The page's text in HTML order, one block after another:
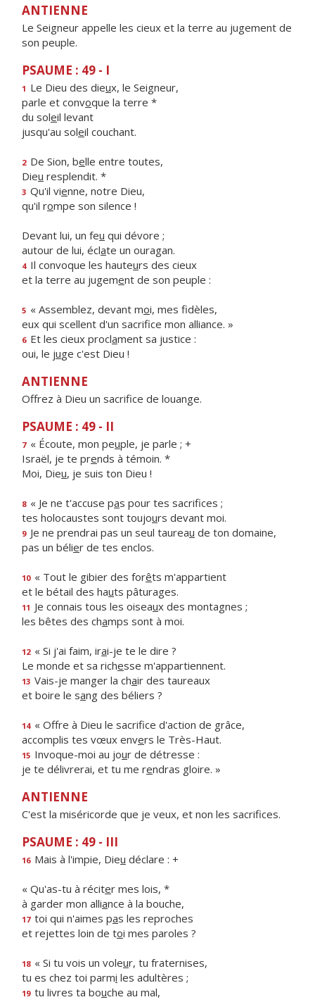
ANTIENNE
Le Seigneur appelle les cieux et la terre au jugement de
son peuple.
PSAUME : 49 - I
1 Le Dieu des dieux, le Seigneur,
parle et convoque la terre *
du soleil levant
jusqu'au soleil couchant.
2 De Sion, belle entre toutes,
Dieu resplendit. *
3 Qu'il vienne, notre Dieu,
qu'il rompe son silence !
Devant lui, un feu qui dévore ;
autour de lui, éclate un ouragan.
4 Il convoque les hauteurs des cieux
et la terre au jugement de son peuple :
5 « Assemblez, devant moi, mes fidèles,
eux qui scellent d'un sacrifce mon alliance. »
6 Et les cieux proclament sa justice :
oui, le juge c'est Dieu !
ANTIENNE
Offrez à Dieu un sacrifice de louange.
PSAUME : 49 - II
7 « Écoute, mon peuple, je parle ; +
Israël, je te prends à témoin. *
Moi, Dieu, je suis ton Dieu !
8 « Je ne t'accuse pas pour tes sacrifices ;
tes holocaustes sont toujours devant moi.
9 Je ne prendrai pas un seul taureau de ton domaine,
pas un bélier de tes enclos.
10 « Tout le gibier des forêts m'appartient
et le bétail des hauts pâturages.
11 Je connais tous les oiseaux des montagnes ;
les bêtes des champs sont à moi.
12 « Si j'ai faim, irai-je te le dire ?
Le monde et sa richesse m'appartiennent.
13 Vais-je manger la chair des taureaux
et boire le sang des béliers ?
14 « Offre à Dieu le sacrifce d'action de grâce,
accomplis tes vœux envers le Très-Haut.
15 Invoque-moi au jour de détresse :
je te délivrerai, et tu me rendras gloire. »
ANTIENNE
C'est la miséricorde que je veux, et non les sacrifices.
PSAUME : 49 - III
16 Mais à l'impie, Dieu déclare : +
« Qu'as-tu à réciter mes lois, *
à garder mon alliance à la bouche,
17 toi qui n'aimes pas les reproches
et rejettes loin de toi mes paroles ?
18 « Si tu vois un voleur, tu fraternises,
tu es chez toi parmi les adultères ;
19 tu livres ta bouche au mal,